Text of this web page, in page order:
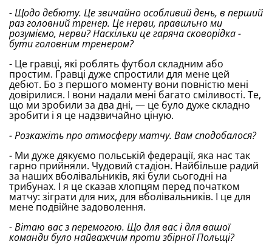
- Щодо дебюту. Це звичайно особливий день, в перший
раз головний тренер. Це нерви, правильно ми
розуміємо, нерви? Наскільки це гаряча сковорідка -
бути головним тренером?
- Це гравці, які роблять футбол складним або
простим. Гравці дуже спростили для мене цей
дебют. Бо з першого моменту вони повністю мені
довірилися. І вони надали мені багато сміливості. Те,
що ми зробили за два дні, — це було дуже складно
зробити і я це надзвичайно ціную.
- Розкажіть про атмосферу матчу. Вам сподобалося?
- Ми дуже дякуємо польській федерації, яка нас так
гарно прийняли. Чудовий стадіон. Найбільше радий
за наших вболівальників, які були сьогодні на
трибунах. І я це сказав хлопцям перед початком
матчу: зіграти для них, для вболівальників. І це для
мене подвійне задоволення.
- Вітаю вас з перемогою. Що для вас і для вашої
команди було найважчим проти збірної Польщі?